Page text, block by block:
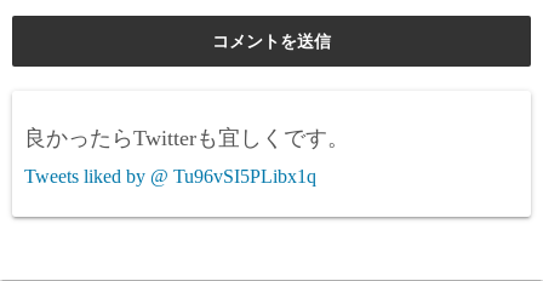
良かったらTwitterも宜しくです。
Tweets liked by @ Tu96vSI5PLibx1q